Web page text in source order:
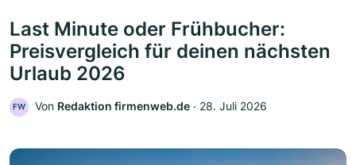
Last Minute oder Frühbucher:
Preisvergleich für deinen nächsten
Urlaub 2026
FW Von Redaktion firmenweb.de ‧ 28. Juli 2026